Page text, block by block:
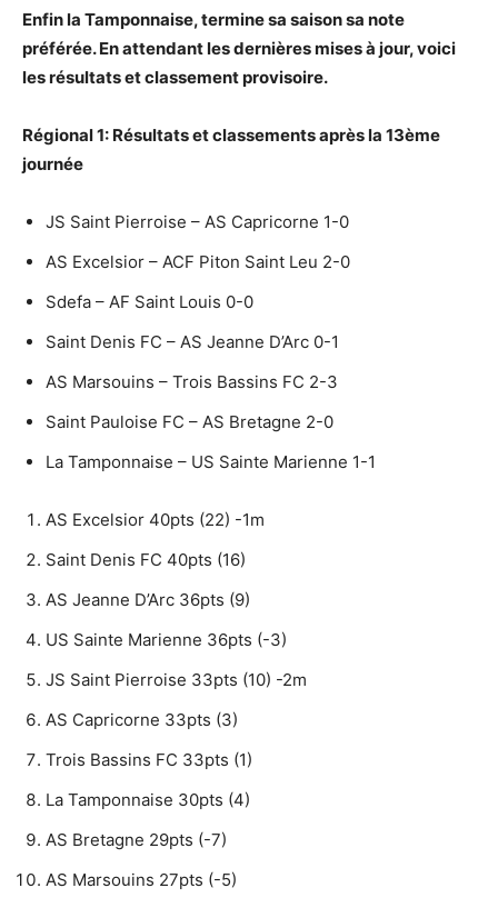
Enfin la Tamponnaise, termine sa saison sa note
préférée. En attendant les dernières mises à jour, voici
les résultats et classement provisoire.
Régional 1: Résultats et classements après la 13ème
journée
JS Saint Pierroise – AS Capricorne 1-0
AS Excelsior – ACF Piton Saint Leu 2-0
Sdefa – AF Saint Louis 0-0
Saint Denis FC – AS Jeanne D’Arc 0-1
AS Marsouins – Trois Bassins FC 2-3
Saint Pauloise FC – AS Bretagne 2-0
La Tamponnaise – US Sainte Marienne 1-1
AS Excelsior 40pts (22) -1m
Saint Denis FC 40pts (16)
AS Jeanne D’Arc 36pts (9)
US Sainte Marienne 36pts (-3)
JS Saint Pierroise 33pts (10) -2m
AS Capricorne 33pts (3)
Trois Bassins FC 33pts (1)
La Tamponnaise 30pts (4)
AS Bretagne 29pts (-7)
AS Marsouins 27pts (-5)